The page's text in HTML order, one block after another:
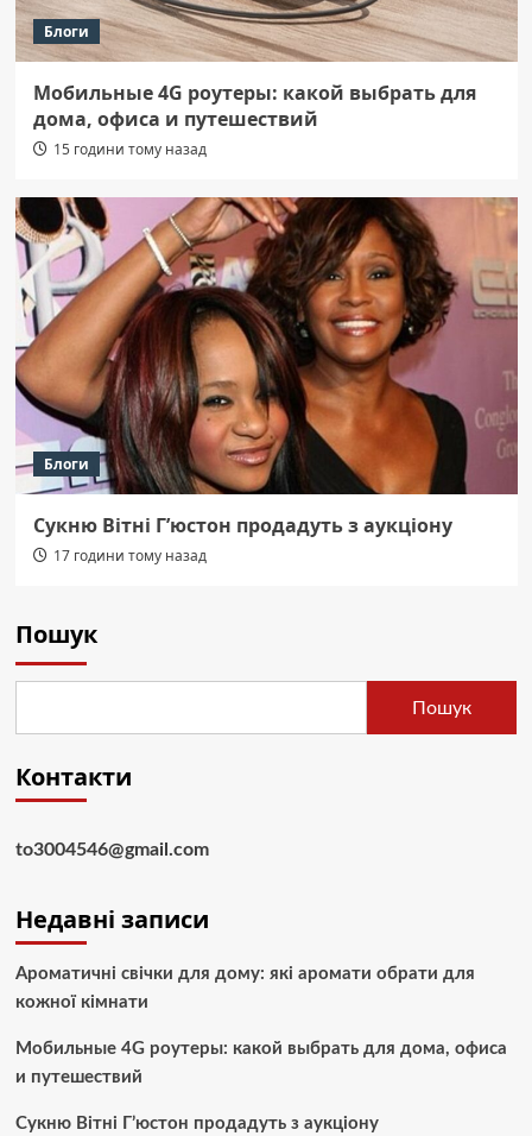
Блоги
Мобильные 4G роутеры: какой выбрать для
дома, офиса и путешествий
15 години тому назад
Блоги
Сукню Вітні Г’юстон продадуть з аукціону
17 години тому назад
Пошук
Пошук
Контакти
to3004546@gmail.com
Недавні записи
Ароматичні свічки для дому: які аромати обрати для
кожної кімнати
Мобильные 4G роутеры: какой выбрать для дома, офиса
и путешествий
Сукню Вітні Г’юстон продадуть з аукціону